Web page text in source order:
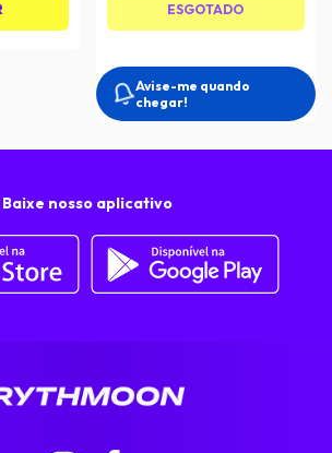
ESGOTADO
Avise-me quando
chegar!
Baixe nosso aplicativo